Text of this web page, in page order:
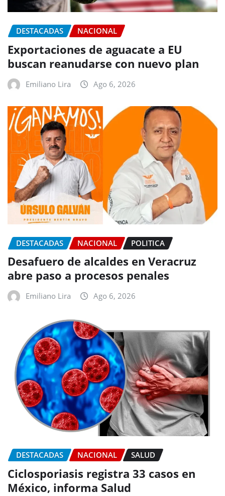
DESTACADAS NACIONAL
Exportaciones de aguacate a EU
buscan reanudarse con nuevo plan
Emiliano Lira Ago 6, 2026
DESTACADAS NACIONAL POLITICA
Desafuero de alcaldes en Veracruz
abre paso a procesos penales
Emiliano Lira Ago 6, 2026
DESTACADAS NACIONAL SALUD
Ciclosporiasis registra 33 casos en
México, informa Salud